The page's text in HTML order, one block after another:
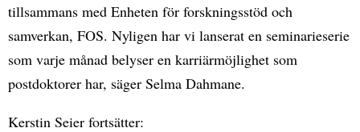
tillsammans med Enheten för forskningsstöd och
samverkan, FOS. Nyligen har vi lanserat en seminarieserie
som varje månad belyser en karriärmöjlighet som
postdoktorer har, säger Selma Dahmane.
Kerstin Seier fortsätter: